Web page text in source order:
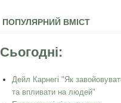
ПОПУЛЯРНИЙ ВМІСТ
Сьогодні:
Дейл Карнегі "Як
та впливати на людей"